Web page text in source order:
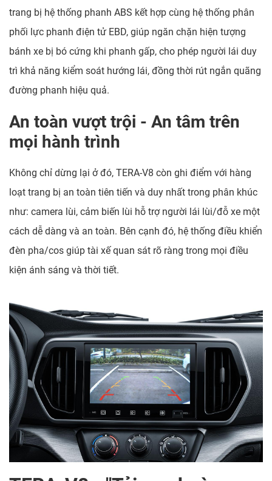
trang bị hệ thống phanh ABS kết hợp cùng hệ thống phân
phối lực phanh điện tử EBD, giúp ngăn chặn hiện tượng
bánh xe bị bó cứng khi phanh gấp, cho phép người lái duy
trì khả năng kiểm soát hướng lái, đồng thời rút ngắn quãng
đường phanh hiệu quả.
An toàn vượt trội - An tâm trên
mọi hành trình
Không chỉ dừng lại ở đó, TERA-V8 còn ghi điểm với hàng
loạt trang bị an toàn tiên tiến và duy nhất trong phân khúc
như: camera lùi, cảm biến lùi hỗ trợ người lái lùi/đỗ xe một
cách dễ dàng và an toàn. Bên cạnh đó, hệ thống điều khiển
đèn pha/cos giúp tài xế quan sát rõ ràng trong mọi điều
kiện ánh sáng và thời tiết.